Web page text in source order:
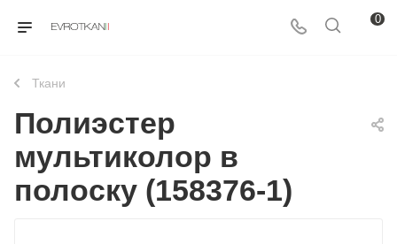
0
Ткани
Полиэстер
мультиколор в
полоску (158376-1)